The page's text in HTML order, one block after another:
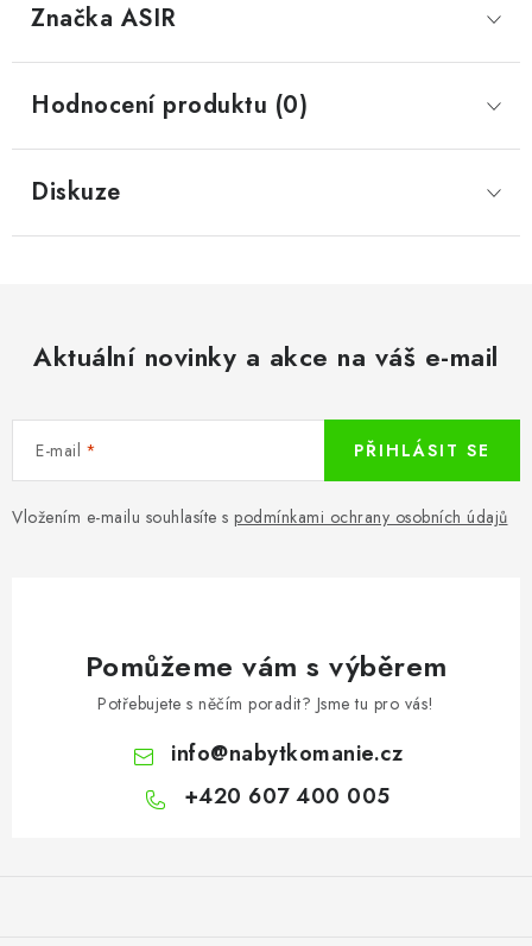
Značka ASIR
Hodnocení produktu (0)
Diskuze
Aktuální novinky a akce na váš e-mail
E-mail
Vložením e-mailu souhlasíte s podmínkami ochrany osobních údajů
PŘIHLÁSIT SE
Pomůžeme vám s výběrem
Potřebujete s něčím poradit? Jsme tu pro vás!
info@nabytkomanie.cz
+420 607 400 005